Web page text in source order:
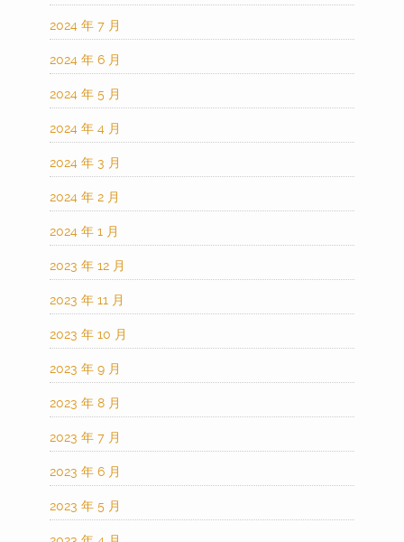
2024 年 7 月
2024 年 6 月
2024 年 5 月
2024 年 4 月
2024 年 3 月
2024 年 2 月
2024 年 1 月
2023 年 12 月
2023 年 11 月
2023 年 10 月
2023 年 9 月
2023 年 8 月
2023 年 7 月
2023 年 6 月
2023 年 5 月